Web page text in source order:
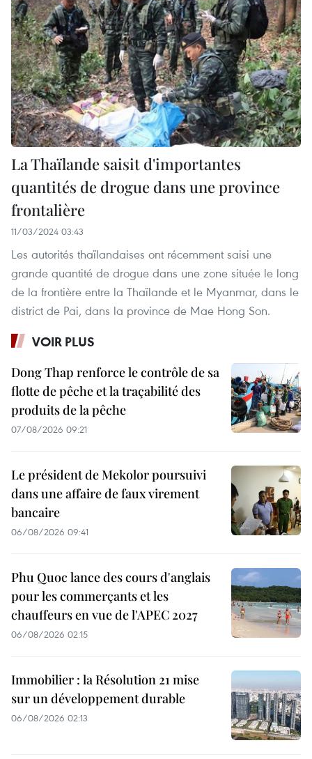
La Thaïlande saisit d'importantes
quantités de drogue dans une province
frontalière
11/03/2024 03:43
Les autorités thaïlandaises ont récemment saisi une
grande quantité de drogue dans une zone située le long
de la frontière entre la Thaïlande et le Myanmar, dans le
district de Pai, dans la province de Mae Hong Son.
VOIR PLUS
Dong Thap renforce le contrôle de sa
flotte de pêche et la traçabilité des
produits de la pêche
07/08/2026 09:21
Le président de Mekolor poursuivi
dans une affaire de faux virement
bancaire
06/08/2026 09:41
Phu Quoc lance des cours d'anglais
pour les commerçants et les
chauffeurs en vue de l'APEC 2027
06/08/2026 02:15
Immobilier : la Résolution 21 mise
sur un développement durable
06/08/2026 02:13